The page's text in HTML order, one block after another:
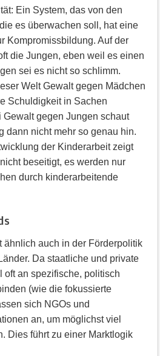
Ein System, das von den
es überwachen soll, hat eine
Kompromissbildung. Auf der
die Jungen, eben weil es einen
sei es nicht so schlimm.
Welt Gewalt gegen Mädchen
Schuldigkeit in Sachen
Gewalt gegen Jungen schaut
dann nicht mehr so genau hin.
der Kinderarbeit zeigt
beseitigt, es werden nur
durch kinderarbeitende
ähnlich auch in der Förderpolitik
Da staatliche und private
oft an spezifische, politisch
(wie die fokussierte
sich NGOs und
an, um möglichst viel
Dies führt zu einer Marktlogik